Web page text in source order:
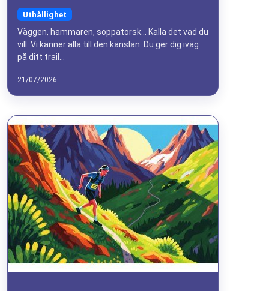
Uthållighet
Väggen, hammaren, soppatorsk... Kalla det vad du
vill. Vi känner alla till den känslan. Du ger dig iväg
på ditt trail...
21/07/2026